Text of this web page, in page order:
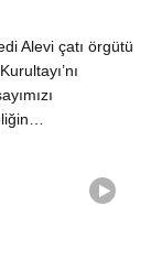
Alevi çatı örgütü